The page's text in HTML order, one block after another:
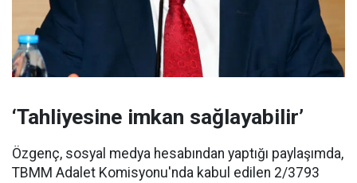
‘Tahliyesine imkan sağlayabilir’
Özgenç, sosyal medya hesabından yaptığı paylaşımda,
TBMM Adalet Komisyonu'nda kabul edilen 2/3793